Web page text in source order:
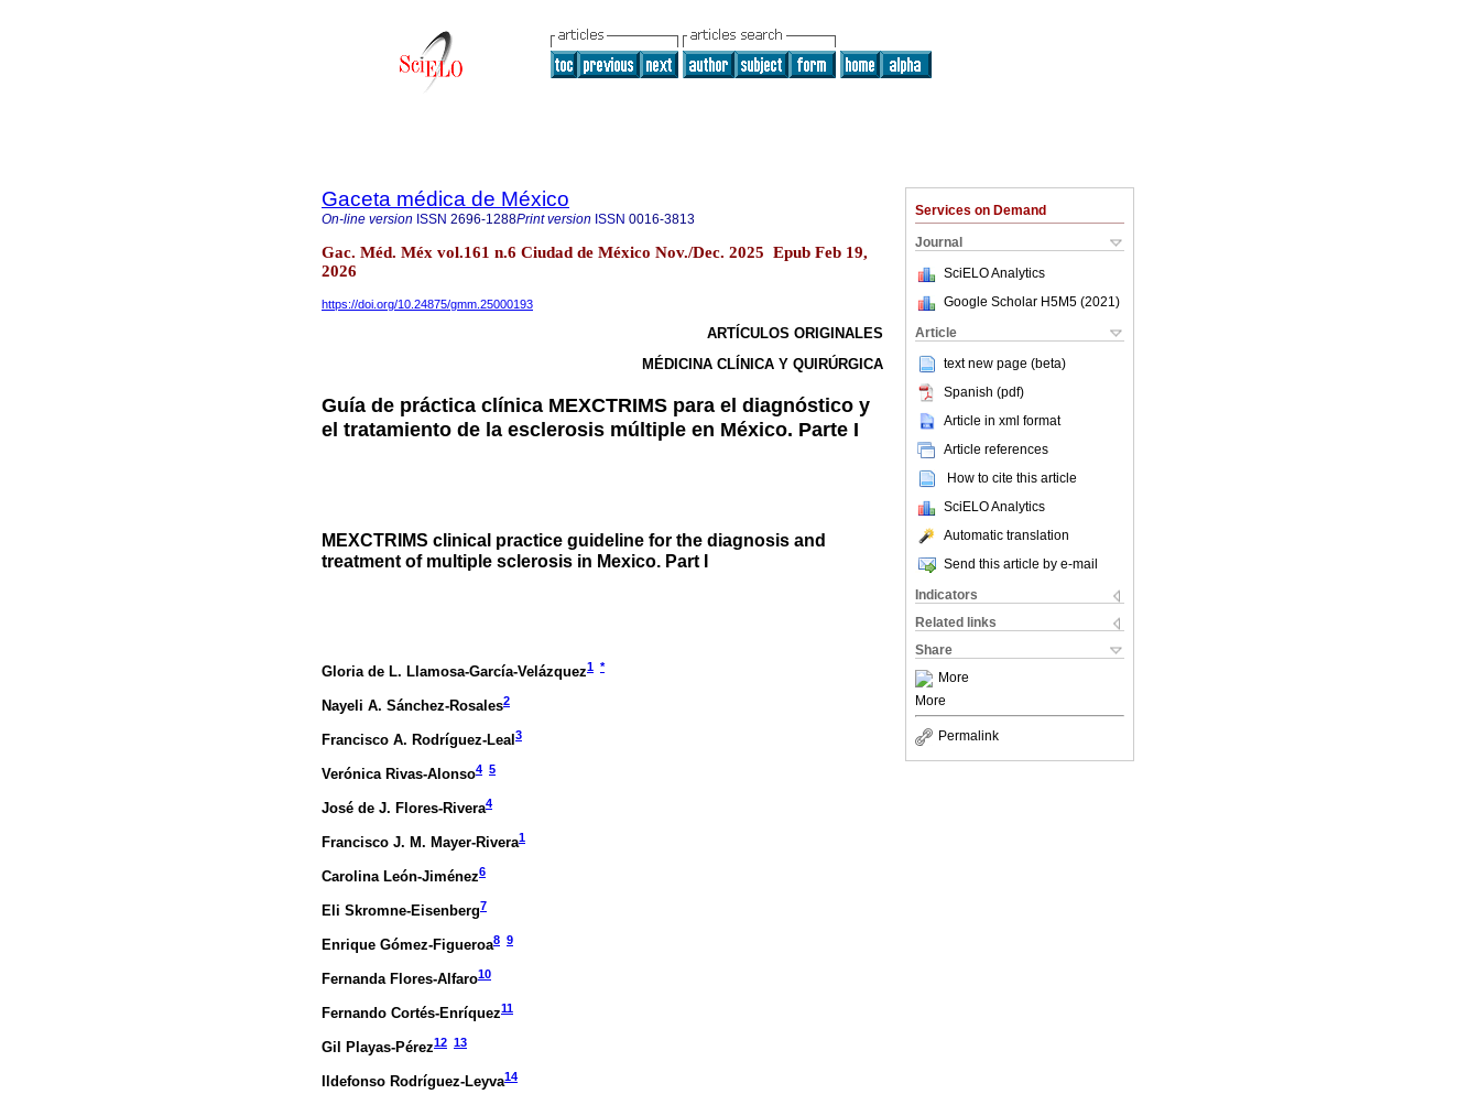
Services on Demand
Journal
SciELO Analytics
Google Scholar H5M5 (2021 )
Article
text new page (beta)
Spanish (pdf)
Article in xml format
Article references
How to cite this article
SciELO Analytics
Automatic translation
Send this article by e-mail
Indicators
Related links
Share
More
More
Permalink
Gaceta médica de México
On-line version ISSN 2696-1288Print version ISSN 0016-3813
Gac. Méd. Méx vol.161 n.6 Ciudad de México Nov./Dec. 2025 Epub Feb 19,
2026
https://doi.org/10.24875/gmm.25000193
ARTÍCULOS ORIGINALES
MÉDICINA CLÍNICA Y QUIRÚRGICA
Guía de práctica clínica MEXCTRIMS para el diagnóstico y
el tratamiento de la esclerosis múltiple en México. Parte I
MEXCTRIMS clinical practice guideline for the diagnosis and
treatment of multiple sclerosis in Mexico. Part I
Gloria de L. Llamosa-García-Velázquez1 *
Nayeli A. Sánchez-Rosales2
Francisco A. Rodríguez-Leal 3
Verónica Rivas-Alonso4 5
José de J. Flores-Rivera4
Francisco J. M. Mayer-Rivera1
Carolina León-Jiménez6
Eli Skromne-Eisenberg7
Enrique Gómez-Figueroa8 9
Fernanda Flores-Alfaro10
Fernando Cortés-Enríquez11
Gil Playas-Pérez12 13
Ildefonso Rodríguez-Leyva14